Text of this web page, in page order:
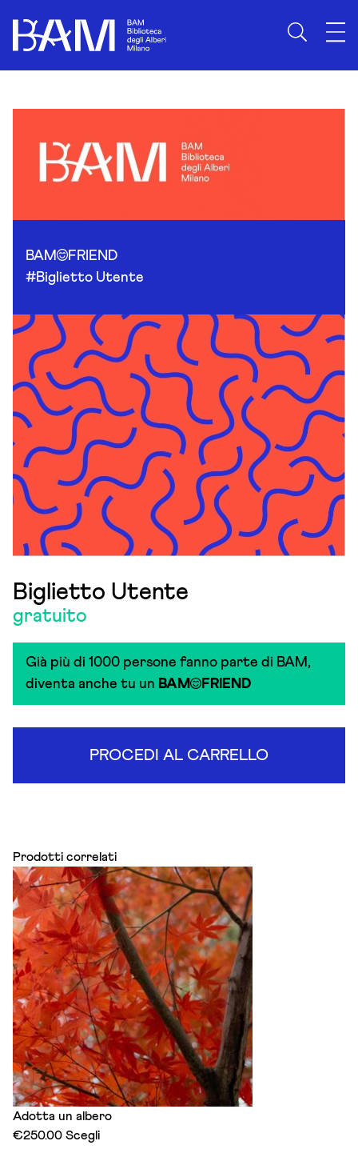
BAM
FRIEND
#Biglietto Utente
Biglietto Utente
gratuito
Già più di 1000 persone fanno parte di BAM,
diventa anche tu un BAM FRIEND
PROCEDI AL CARRELLO
Prodotti correlati
Adotta un albero
€250.00 ScegliThis